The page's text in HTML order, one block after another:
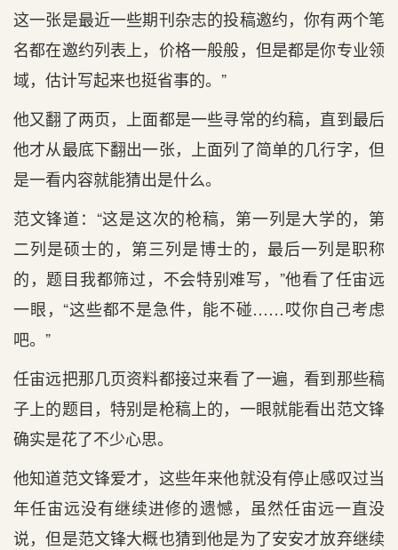
这一张是最近一些期刊杂志的投稿邀约，你有两个笔
名都在邀约列表上，价格一般般，但是都是你专业领
域，估计写起来也挺省事的。”
他又翻了两页，上面都是一些寻常的约稿，直到最后
他才从最底下翻出一张，上面列了简单的几行字，但
是一看内容就能猜出是什么。
范文锋道：“这是这次的枪稿，第一列是大学的，第
二列是硕士的，第三列是博士的，最后一列是职称
的，题目我都筛过，不会特别难写，”他看了任宙远
一眼，“这些都不是急件，能不碰……哎你自己考虑
吧。”
任宙远把那几页资料都接过来看了一遍，看到那些稿
子上的题目，特别是枪稿上的，一眼就能看出范文锋
确实是花了不少心思。
他知道范文锋爱才，这些年来他就没有停止感叹过当
年任宙远没有继续进修的遗憾，虽然任宙远一直没
说，但是范文锋大概也猜到他是为了安安才放弃继续